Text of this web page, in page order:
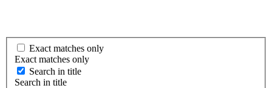
Exact matches only
Exact matches only
Search in title
Search in title